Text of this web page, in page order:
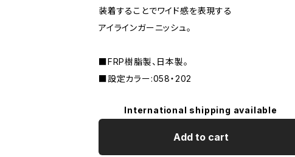
装着することでワイド感を表現する
アイラインガーニッシュ。
■FRP樹脂製、日本製。
■設定カラー:058・202
International shipping available
Add to cart